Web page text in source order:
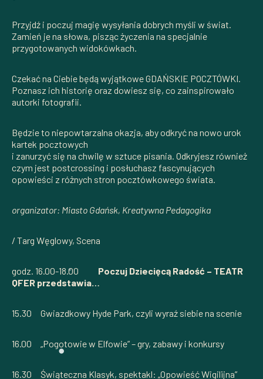
Przyjdź i poczuj magię wysyłania dobrych myśli w świat.
Zamień je na słowa, pisząc życzenia na specjalnie
przygotowanych widokówkach.
Czekać na Ciebie będą wyjątkowe GDAŃSKIE POCZTÓWKI.
Poznasz ich historię oraz dowiesz się, co zainspirowało
autorki fotografii.
Będzie to niepowtarzalna okazja, aby odkryć na nowo urok
kartek pocztowych
i zanurzyć się na chwilę w sztuce pisania. Odkryjesz również
czym jest postcrossing i posłuchasz fascynujących
opowieści z różnych stron pocztówkowego świata.
organizator: Miasto Gdańsk, Kreatywna Pedagogika
/ Targ Węglowy, Scena
godz. 16.00-18.00 Poczuj Dziecięcą Radość – TEATR
QFER przedstawia…
15.30 Gwiazdkowy Hyde Park, czyli wyraź siebie na scenie
16.00 „Pogotowie w Elfowie” – gry, zabawy i konkursy
16.30 Świąteczna Klasyk, spektakl: „Opowieść Wigilijna”